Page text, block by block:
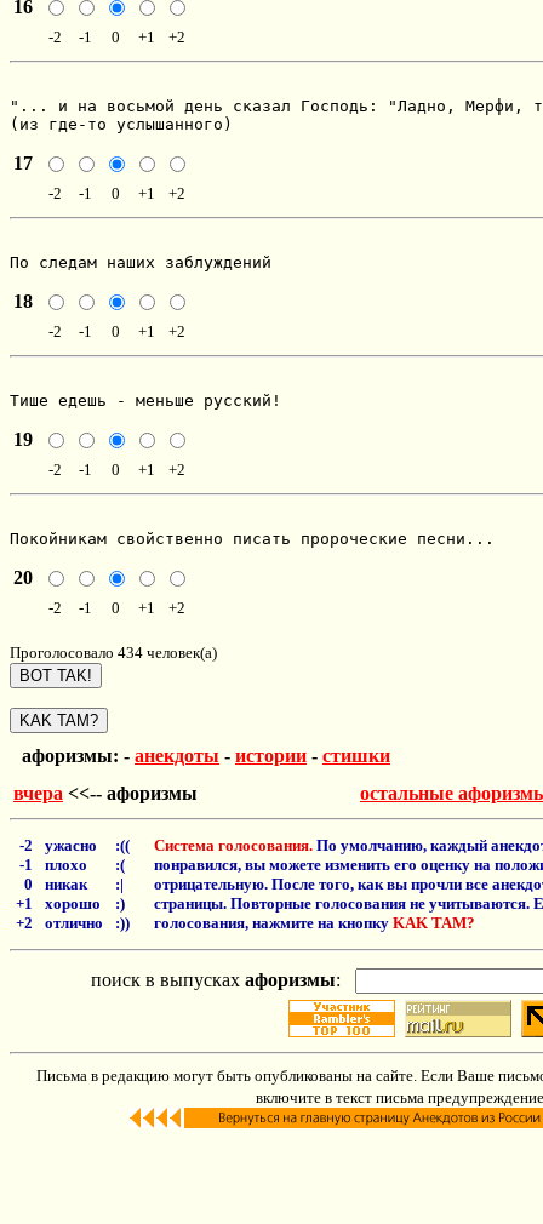
16
-2 -1 0 +1 +2
"... и на восьмой день сказал Господь: "Ладно, Мерфи,
(из где-то услышанного)
17
-2 -1 0 +1 +2
По следам наших заблуждений
18
-2 -1 0 +1 +2
Тише едешь - меньше русский!
19
-2 -1 0 +1 +2
Покойникам свойственно писать пророческие песни...
20
-2 -1 0 +1 +2
Проголосовало 434 человек(а)
афоризмы: - анекдоты - истории - стишки
вчера <<-- афоризмы остальные
-2
-1
0
+1
+2
ужасно
плохо
никак
хорошо
отлично
:((
:(
:|
:)
:))
Система голосования. По умолчанию, каждый
понравился, вы можете изменить его оценку на
отрицательную. После того, как вы прочли все
страницы. Повторные голосования не учитываются.
голосования, нажмите на кнопку KAK TAM?
поиск в выпусках афоризмы:
Письма в редакцию могут быть опубликованы на сайте. Если Ваше
включите в текст письма